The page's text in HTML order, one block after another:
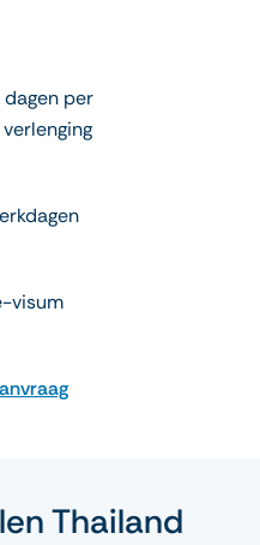
per
visum
Thailand